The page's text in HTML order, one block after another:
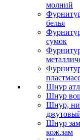
молний
белья
сумок
Шнур
Шнур
Шнур,
Шнур
кож.зам